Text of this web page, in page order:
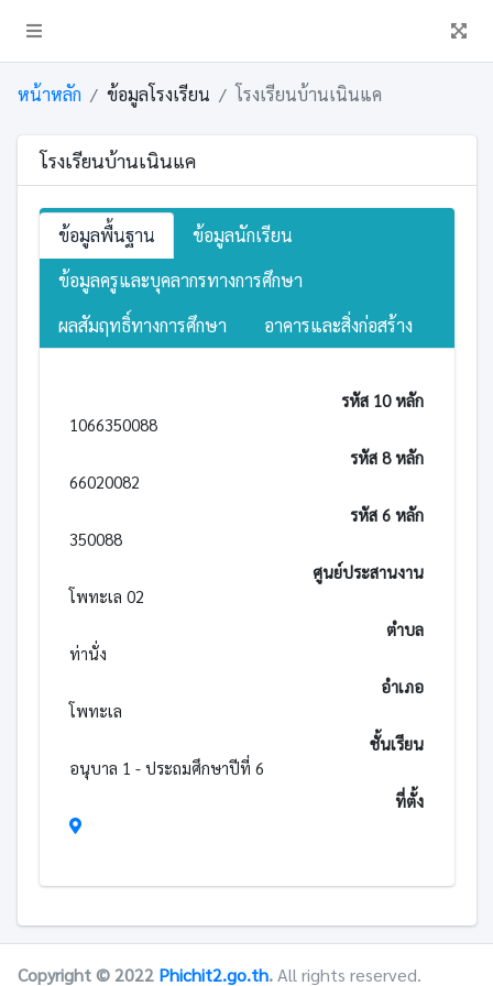
หน้าหลัก ข้อมูลโรงเรียน โรงเรียนบ้านเนินแค
โรงเรียนบ้านเนินแค
ข้อมูลพื้นฐาน
ข้อมูลนักเรียน
ข้อมูลครูและบุคลากรทางการศึกษา
ผลสัมฤทธิ์ทางการศึกษา
อาคารและสิ่งก่อสร้าง
รหัส 10 หลัก
1066350088
รหัส 8 หลัก
66020082
รหัส 6 หลัก
350088
ศูนย์ประสานงาน
โพทะเล 02
ตำบล
ท่านั่ง
อำเภอ
โพทะเล
ชั้นเรียน
อนุบาล 1 - ประถมศึกษาปีที่ 6
ที่ตั้ง
Copyright © 2022 Phichit2.go.th.All rights reserved.